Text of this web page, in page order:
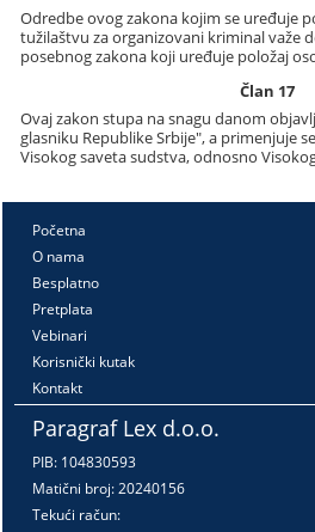
Odredbe ovog zakona kojim se uređuje
tužilaštvu za organizovani kriminal važe
posebnog zakona koji uređuje položaj
Član 17
Ovaj zakon stupa na snagu danom
glasniku Republike Srbije", a primenjuje
Visokog saveta sudstva, odnosno
Početna
O nama
Besplatno
Pretplata
Vebinari
Korisnički kutak
Kontakt
Paragraf Lex d.o.o.
PIB: 104830593
Matični broj: 20240156
Tekući račun: